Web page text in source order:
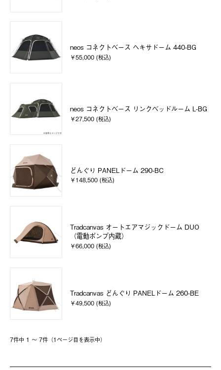
neos コネクトベース ヘキサドーム 440-BG
￥55,000 (税込)
neos コネクトベース リンクベッドルーム L-BG
￥27,500 (税込)
どんぐり PANELドーム 290-BC
￥148,500 (税込)
Tradcanvas オートエアマジックドーム DUO
（電動ポンプ内蔵）
￥66,000 (税込)
Tradcanvas どんぐり PANELドーム 260-BE
￥49,500 (税込)
7件中 1 〜 7件（1ページ⽬を表⽰中）